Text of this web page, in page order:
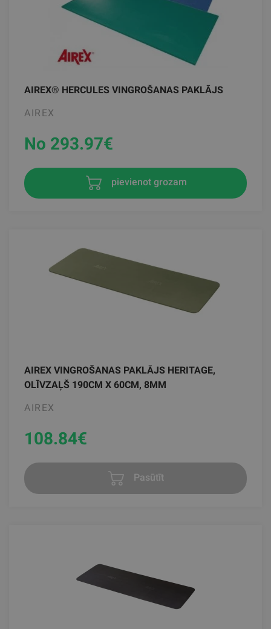
AIREX® HERCULES VINGROŠANAS PAKLĀJS
AIREX
No 293.97€
pievienot grozam
AIREX VINGROŠANAS PAKLĀJS HERITAGE,
OLĪVZAĻŠ 190CM X 60CM, 8MM
AIREX
108.84€
Pasūtīt